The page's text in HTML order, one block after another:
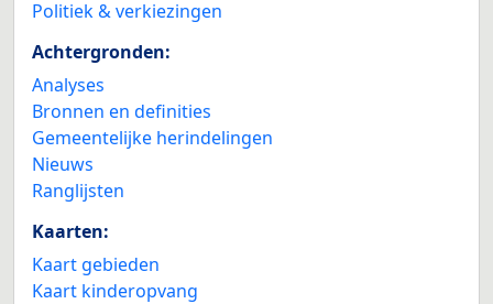
Politiek & verkiezingen
Achtergronden:
Analyses
Bronnen en definities
Gemeentelijke herindelingen
Nieuws
Ranglijsten
Kaarten:
Kaart gebieden
Kaart kinderopvang